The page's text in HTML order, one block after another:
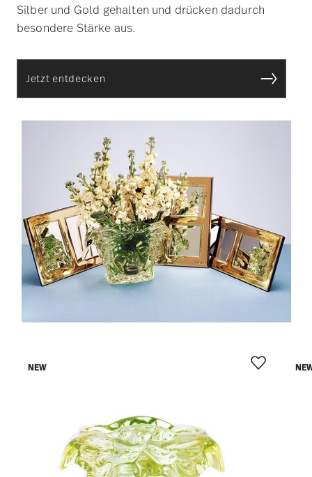
Silber und Gold gehalten und drücken dadurch
besondere Stärke aus.
Jetzt entdecken
NEW